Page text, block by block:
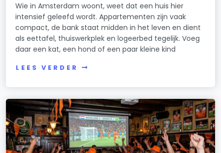
Wie in Amsterdam woont, weet dat een huis hier
intensief geleefd wordt. Appartementen zijn vaak
compact, de bank staat midden in het leven en dient
als eettafel, thuiswerkplek en logeerbed tegelijk. Voeg
daar een kat, een hond of een paar kleine kind
LEES VERDER